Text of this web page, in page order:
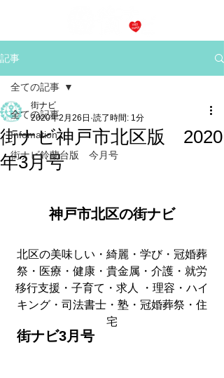
記事
全ての記事
Infomation
街ナビ鈴蘭台版 今月号
全ての記事
街ナビ神戸市北区版 2020
年3月号
街ナビ
2020年2月26日 読了時間: 1分
神戸市北区の街ナビ
北区の美味しい・綺麗・学び・冠婚葬
祭・医療・健康・貴金属・介護・就労
移行支援・子育て・求人 ・理容・ハイ
キング・司法書士・塾・冠婚葬祭・住
宅
街ナビ3月号